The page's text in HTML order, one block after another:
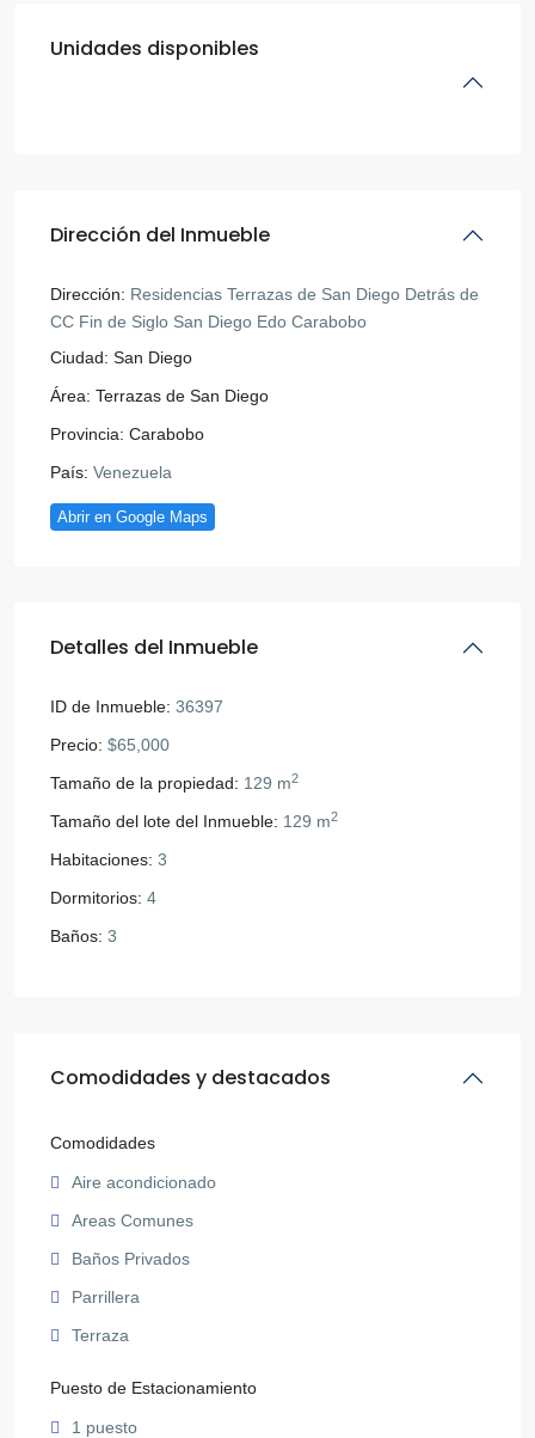
Unidades disponibles
Dirección del Inmueble
Dirección: Residencias Terrazas de San Diego Detrás de
CC Fin de Siglo San Diego Edo Carabobo
Ciudad: San Diego
Área: Terrazas de San Diego
Provincia: Carabobo
País: Venezuela
Abrir en Google Maps
Detalles del Inmueble
ID de Inmueble: 36397
Precio: $65,000
Tamaño de la propiedad: 129 m2
Tamaño del lote del Inmueble: 129 m2
Habitaciones: 3
Dormitorios: 4
Baños: 3
Comodidades y destacados
Comodidades
Aire acondicionado
Areas Comunes
Baños Privados
Parrillera
Terraza
Puesto de Estacionamiento
1 puesto